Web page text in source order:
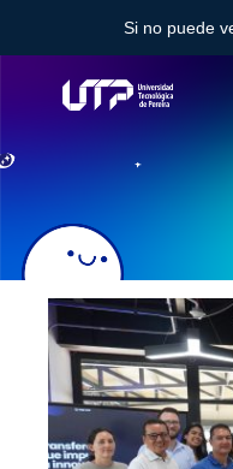
Si no puede